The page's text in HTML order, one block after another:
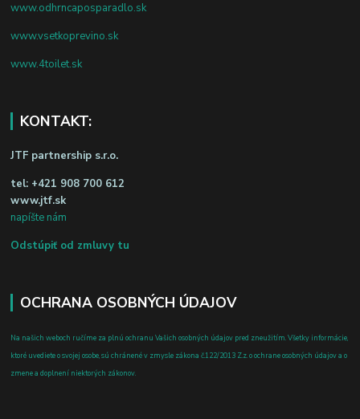
www.odhrncaposparadlo.sk
www.vsetkoprevino.sk
www.4toilet.sk
KONTAKT:
JTF partnership s.r.o.
tel: +421 908 700 612
www.jtf.sk
napíšte nám
Odstúpiť od zmluvy tu
OCHRANA OSOBNÝCH ÚDAJOV
Na našich weboch ručíme za plnú ochranu Vašich osobných údajov pred zneužitím. Všetky informácie,
ktoré uvediete o svojej osobe, sú chránené v zmysle zákona č.122/2013 Z.z. o ochrane osobných údajov a o
zmene a doplnení niektorých zákonov.